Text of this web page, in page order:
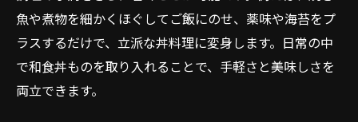
魚や煮物を細かくほぐしてご飯にのせ、薬味や海苔をプ
ラスするだけで、立派な丼料理に変身します。日常の中
で和食丼ものを取り入れることで、手軽さと美味しさを
両立できます。